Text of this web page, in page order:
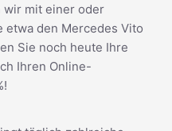
wir mit einer oder
etwa den Mercedes Vito
Sie noch heute Ihre
Ihren Online-